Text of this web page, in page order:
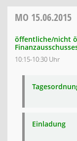
MO 15.06.2015
öffentliche/nicht
10:15-10:30 Uhr
Einladung